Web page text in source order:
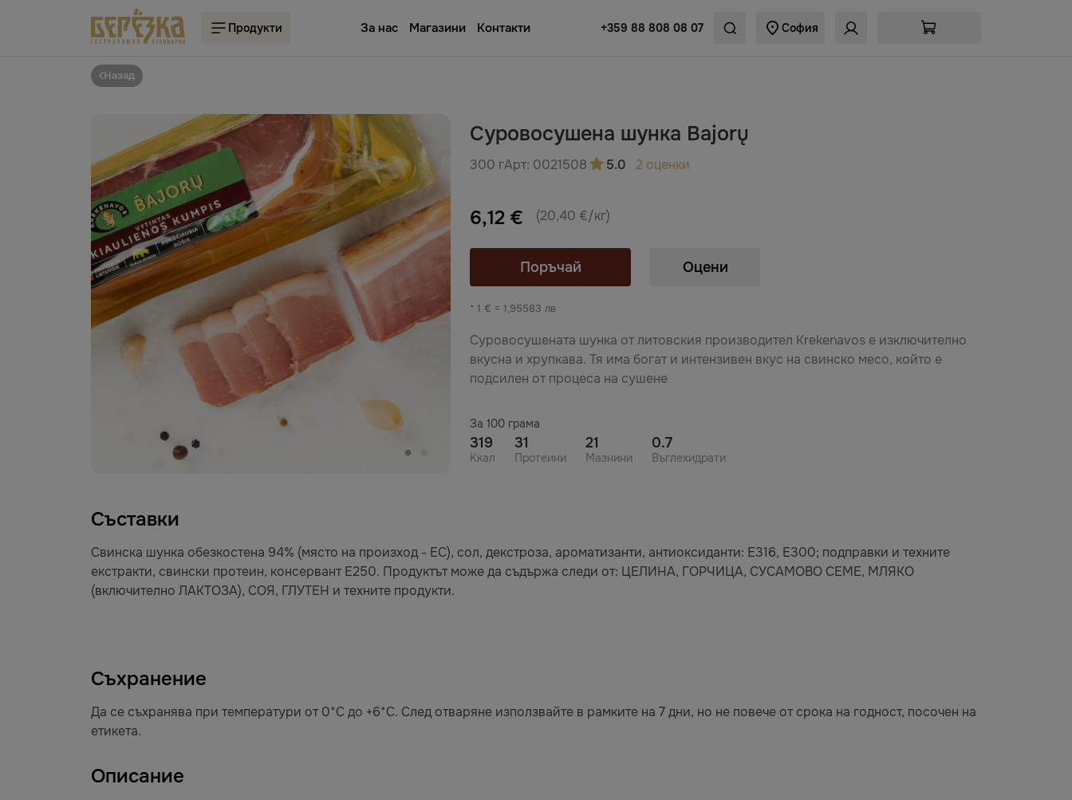
Продукти За нас Магазини Контакти +359 88 808 08 07 София
Назад
Суровосушена шунка Bajorų
300 гАрт: 0021508 5.0 2 оценки
6,12 € (20,40 €/кг)
Поръчай Оцени
* 1 € = 1,95583 лв
Суровосушената шунка от литовския производител Krekenavos е изключително
вкусна и хрупкава. Тя има богат и интензивен вкус на свинско месо, който е
подсилен от процеса на сушене
За 100 грама
319
Ккал
31
Протеини
21
Мазнини
0.7
Въглехидрати
Съставки
Свинска шунка обезкостена 94% (място на произход - ЕС), сол, декстроза, ароматизанти, антиоксиданти: E316, E300; подправки и техните
екстракти, свински протеин, консервант Е250. Продуктът може да съдържа следи от: ЦЕЛИНА, ГОРЧИЦА, СУСАМОВО СЕМЕ, МЛЯКО
(включително ЛАКТОЗА), СОЯ, ГЛУТЕН и техните продукти.
Съхранение
Да се съхранява при температури от 0*C до +6*C. След отваряне използвайте в рамките на 7 дни, но не повече от срока на годност, посочен на
етикета.
Описание